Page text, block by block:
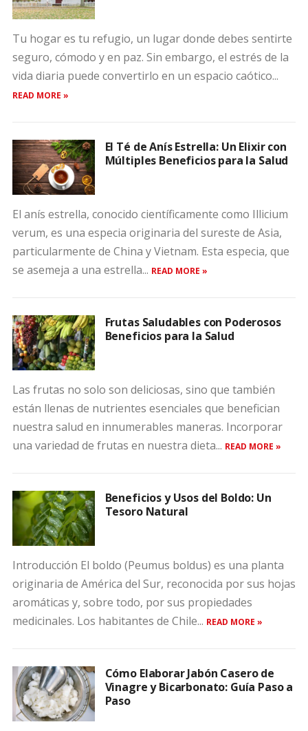
Tu hogar es tu refugio, un lugar donde debes sentirte
seguro, cómodo y en paz. Sin embargo, el estrés de la
vida diaria puede convertirlo en un espacio caótico...
READ MORE »
El Té de Anís Estrella: Un Elixir con
Múltiples Beneficios para la Salud
El anís estrella, conocido científicamente como Illicium
verum, es una especia originaria del sureste de Asia,
particularmente de China y Vietnam. Esta especia, que
se asemeja a una estrella... READ MORE »
Frutas Saludables con Poderosos
Beneficios para la Salud
Las frutas no solo son deliciosas, sino que también
están llenas de nutrientes esenciales que benefician
nuestra salud en innumerables maneras. Incorporar
una variedad de frutas en nuestra dieta... READ MORE »
Beneficios y Usos del Boldo: Un
Tesoro Natural
Introducción El boldo (Peumus boldus) es una planta
originaria de América del Sur, reconocida por sus hojas
aromáticas y, sobre todo, por sus propiedades
medicinales. Los habitantes de Chile... READ MORE »
Cómo Elaborar Jabón Casero de
Vinagre y Bicarbonato: Guía Paso a
Paso